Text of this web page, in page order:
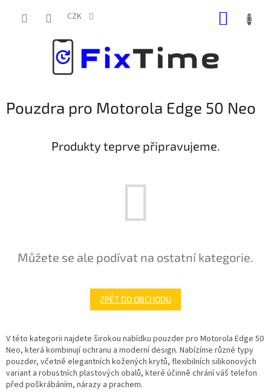
CZK
Pouzdra pro Motorola Edge 50 Neo
Produkty teprve připravujeme.
Můžete se ale podívat na ostatní kategorie.
ZPĚT DO OBCHODU
V této kategorii najdete širokou nabídku pouzder pro Motorola Edge 50
Neo, která kombinují ochranu a moderní design. Nabízíme různé typy
pouzder, včetně elegantních kožených krytů, flexibilních silikonových
variant a robustních plastových obalů, které účinně chrání váš telefon
před poškrábáním, nárazy a prachem.